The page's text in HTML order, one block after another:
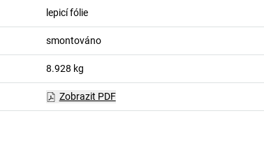
lepicí fólie
smontováno
8.928 kg
Zobrazit PDF